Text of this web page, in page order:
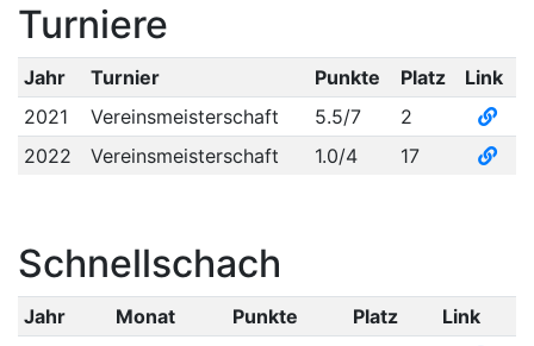
Turniere
Jahr Turnier Punkte Platz
Link
2021
Vereinsmeisterschaft 5.5/7
2
2022
Vereinsmeisterschaft 1.0/4 17
Schnellschach
Jahr Monat Punkte Platz
Link